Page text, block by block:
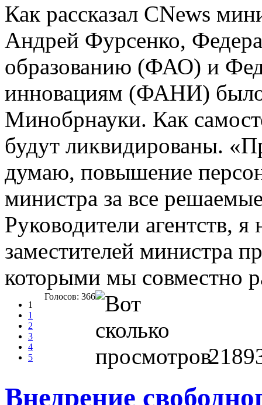
Как рассказал CNews
Андрей Фурсенко,
образованию (ФАО) и
инновациям (ФАНИ)
Минобрнауки. Как
будут ликвидированы.
думаю, повышение
министра за все
Руководители агентств, я
заместителей министра
которыми мы совместно
1
1
2
3
4
5
Голосов: 366
Внедрение